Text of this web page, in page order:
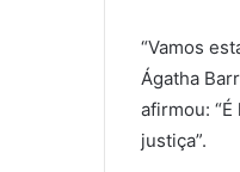
“Vamos
Ágatha
afirmou:
justiça”.